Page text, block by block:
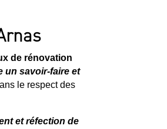
de rénovation
un savoir-faire et
le respect des
et réfection de